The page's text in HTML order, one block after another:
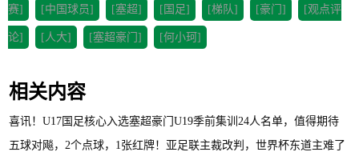
赛] [中国球员] [塞超] [国足] [梯队] [豪门] [观点评
论] [人大] [塞超豪门] [何小珂]
相关内容
喜讯！U17国足核心入选塞超豪门U19季前集训24人名单，值得期待
五球对飚，2个点球，1张红牌！亚足联主裁改判，世界杯东道主难了